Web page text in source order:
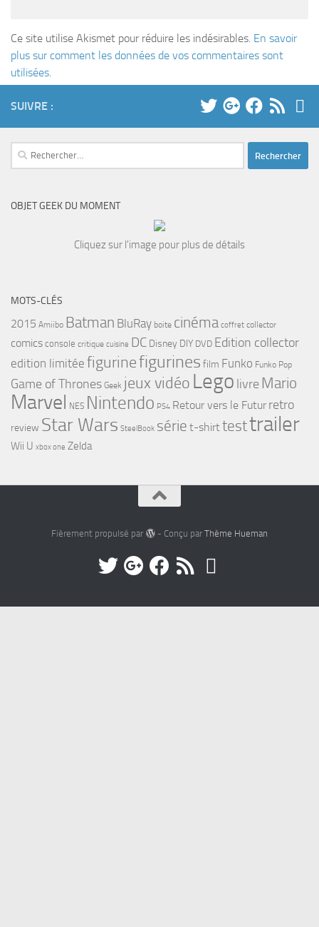
Ce site utilise Akismet pour réduire les indésirables. En savoir
plus sur comment les données de vos commentaires sont
utilisées.
SUIVRE :
Rechercher :
OBJET GEEK DU MOMENT
Cliquez sur l'image pour plus de détails
MOTS-CLÉS
2015 Amiibo Batman BluRay boite cinéma coffret collector
comics console critique cuisine DC Disney DIY DVD Edition collector
edition limitée figurinefigurines film Funko Funko Pop
Game of Thrones Geek jeux vidéo Lego livre Mario
Marvel NES Nintendo PS4 Retour vers le Futur retro
review Star Wars SteelBook série t-shirttesttrailer
Wii U xbox one Zelda
Fièrement propulsé par - Conçu par Thème Hueman